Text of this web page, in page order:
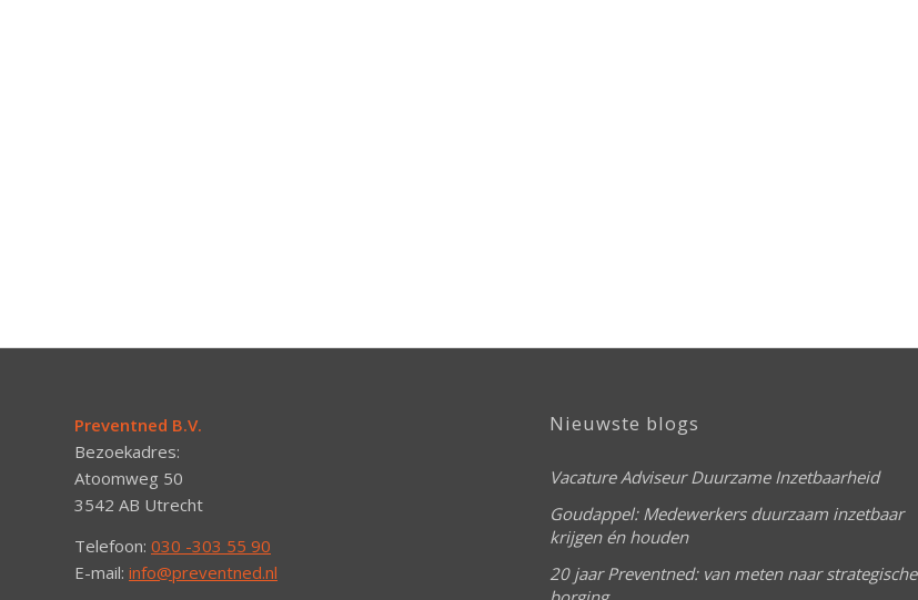
Preventned B.V.
Bezoekadres:
Atoomweg 50
3542 AB Utrecht
Telefoon: 030 -303 55 90
E-mail: info@preventned.nl
Nieuwste blogs
Vacature Adviseur Duurzame Inzetbaarheid
Goudappel: Medewerkers duurzaam inzetbaar
krijgen én houden
20 jaar Preventned: van meten naar strategische